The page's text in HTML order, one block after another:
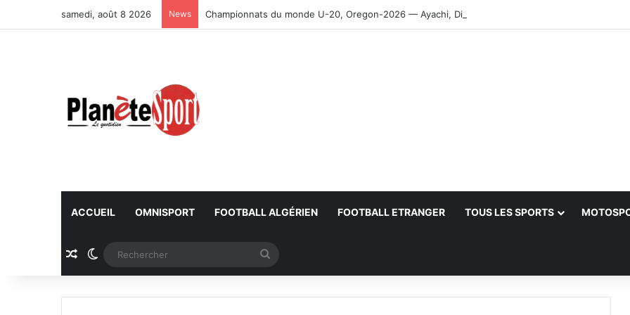
samedi, août 8 2026 News Championnats du monde U-20, Oregon-2026 — Ayachi, Dissa, Touahria et Ghezali en finale
ACCUEIL OMNISPORT FOOTBALL ALGÉRIEN FOOTBALL ETRANGER TOUS LES SPORTS
Article Aléatoire
Switch skin